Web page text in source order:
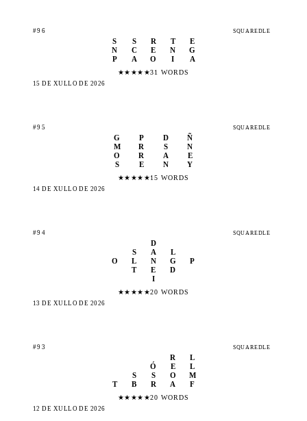
#96 SQUAREDLE
S S R T
E
N
C E N
G
P
A O I A
★★ ★★ ★31 WORDS
15 DE XULLO DE 2026
#95 SQUAREDLE
G P D
Ñ
M
R S
N
O
R A
E
S
E N Y
★★ ★★ ★15 WORDS
14 DE XULLO DE 2026
#94 SQUAREDLE
D
S
A
L
O
L N G
P
T
E
D
I
★★ ★★ ★20 WORDS
13 DE XULLO DE 2026
#93 SQUAREDLE
R
L
Ó
E
L
S
S O
M
T
B R A F
★★ ★★ ★20 WORDS
12 DE XULLO DE 2026